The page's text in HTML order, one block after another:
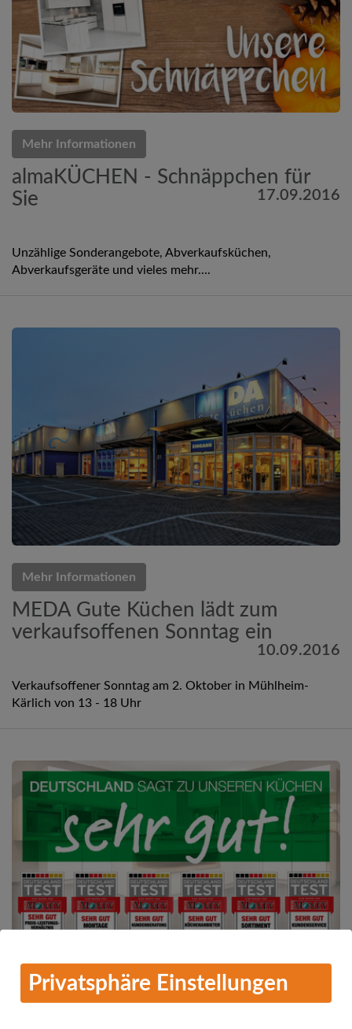
Mehr Informationen
almaKÜCHEN - Schnäppchen für
Sie
17.09.2016
Unzählige Sonderangebote, Abverkaufsküchen,
Abverkaufsgeräte und vieles mehr....
Mehr Informationen
MEDA Gute Küchen lädt zum
verkaufsoffenen Sonntag ein
10.09.2016
Verkaufsoffener Sonntag am 2. Oktober in Mühlheim-
Kärlich von 13 - 18 Uhr
Mehr Informationen
Privatsphäre Einstellungen